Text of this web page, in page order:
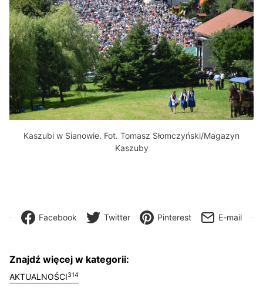
Kaszubi w Sianowie. Fot. Tomasz Słomczyński/Magazyn
Kaszuby
Facebook Twitter Pinterest E-mail
Znajdź więcej w kategorii:
AKTUALNOŚCI314